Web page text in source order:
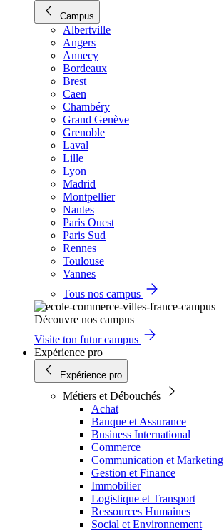
Campus
Albertville
Angers
Annecy
Bordeaux
Brest
Caen
Chambéry
Grand Genève
Grenoble
Laval
Lille
Lyon
Madrid
Montpellier
Nantes
Paris Ouest
Paris Sud
Rennes
Toulouse
Vannes
Tous nos campus
Découvre nos campus
Visite ton futur campus
Expérience pro
Expérience pro
Métiers et Débouchés
Achat
Banque et Assurance
Business International
Commerce
Communication et Marketing
Gestion et Finance
Immobilier
Logistique et Transport
Ressources Humaines
Social et Environnement